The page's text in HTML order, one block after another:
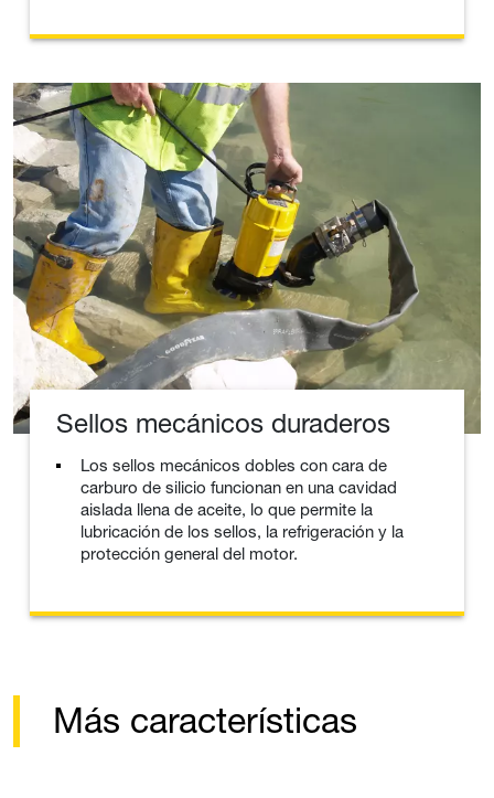
Sellos mecánicos duraderos
Los sellos mecánicos dobles con cara de
carburo de silicio funcionan en una cavidad
aislada llena de aceite, lo que permite la
lubricación de los sellos, la refrigeración y la
protección general del motor.
Más características